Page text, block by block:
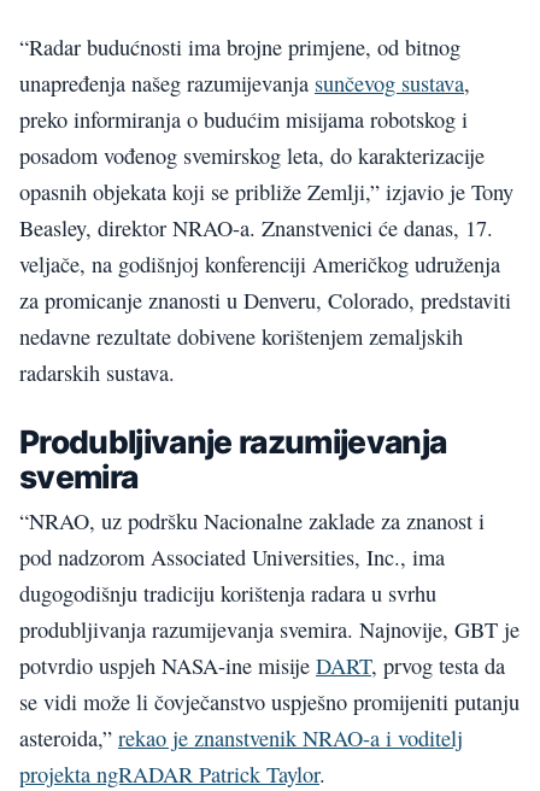
“Radar budućnosti ima brojne primjene, od bitnog
unapređenja našeg razumijevanja sunčevog sustava,
preko informiranja o budućim misijama robotskog i
posadom vođenog svemirskog leta, do karakterizacije
opasnih objekata koji se približe Zemlji,” izjavio je Tony
Beasley, direktor NRAO-a. Znanstvenici će danas, 17.
veljače, na godišnjoj konferenciji Američkog udruženja
za promicanje znanosti u Denveru, Colorado, predstaviti
nedavne rezultate dobivene korištenjem zemaljskih
radarskih sustava.
Produbljivanje razumijevanja
svemira
“NRAO, uz podršku Nacionalne zaklade za znanost i
pod nadzorom Associated Universities, Inc., ima
dugogodišnju tradiciju korištenja radara u svrhu
produbljivanja razumijevanja svemira. Najnovije, GBT je
potvrdio uspjeh NASA-ine misije DART, prvog testa da
se vidi može li čovječanstvo uspješno promijeniti putanju
asteroida,” rekao je znanstvenik NRAO-a i voditelj
projekta ngRADAR Patrick Taylor.